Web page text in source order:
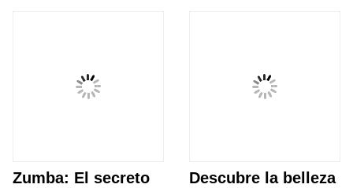
Zumba: El secreto
Descubre la belleza